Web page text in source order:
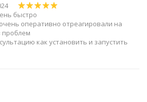
быстро
оперативно отреагировали на
проблем
как установить и запустить